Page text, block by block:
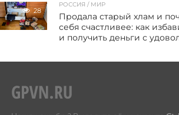
28
РОССИЯ / МИР
Продала старый хлам и
себя счастливее: как
и получить деньги с